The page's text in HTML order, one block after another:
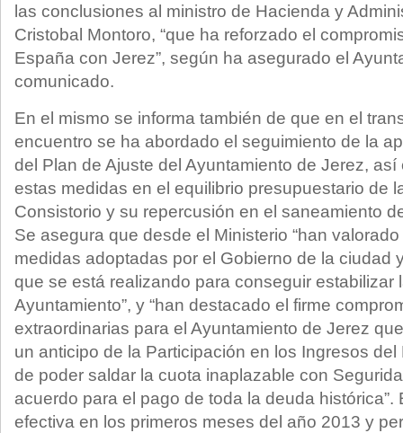
las conclusiones al ministro de Hacienda y
Cristobal Montoro, “que ha reforzado el
España con Jerez”, según ha asegurado el
comunicado.
En el mismo se informa también de que en el
encuentro se ha abordado el seguimiento de la
del Plan de Ajuste del Ayuntamiento de Jerez,
estas medidas en el equilibrio presupuestario de
Consistorio y su repercusión en el saneamiento
Se asegura que desde el Ministerio “han
medidas adoptadas por el Gobierno de la ciudad
que se está realizando para conseguir estabilizar
Ayuntamiento”, y “han destacado el firme
extraordinarias para el Ayuntamiento de Jerez
un anticipo de la Participación en los Ingresos
de poder saldar la cuota inaplazable con
acuerdo para el pago de toda la deuda
efectiva en los primeros meses del año 2013 y